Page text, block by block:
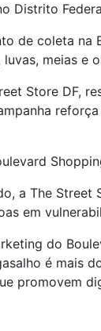
Distrito
de coleta
meias e
Store DF,
a The
em
do
é mais
promovem